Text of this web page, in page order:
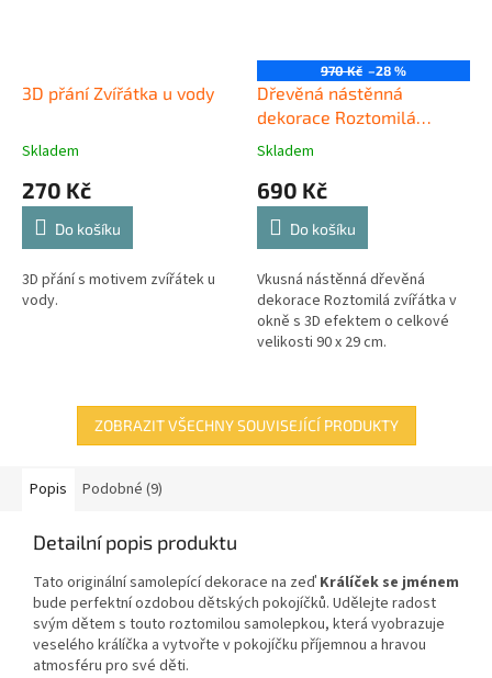
3D přání Zvířátka u vody
Skladem
270 Kč
Do košíku
3D přání s motivem zvířátek u
vody.
970 Kč –28 %
Dřevěná nástěnná
dekorace Roztomilá
zvířátka v okně
Skladem
690 Kč
Do košíku
Vkusná nástěnná dřevěná
dekorace Roztomilá zvířátka v
okně s 3D efektem o celkové
velikosti 90 x 29 cm.
ZOBRAZIT VŠECHNY SOUVISEJÍCÍ PRODUKTY
Popis Podobné (9)
Detailní popis produktu
Tato originální samolepící dekorace na zeď Králíček se jménem
bude perfektní ozdobou dětských pokojíčků. Udělejte radost
svým dětem s touto roztomilou samolepkou, která vyobrazuje
veselého králíčka a vytvořte v pokojíčku příjemnou a hravou
atmosféru pro své děti.